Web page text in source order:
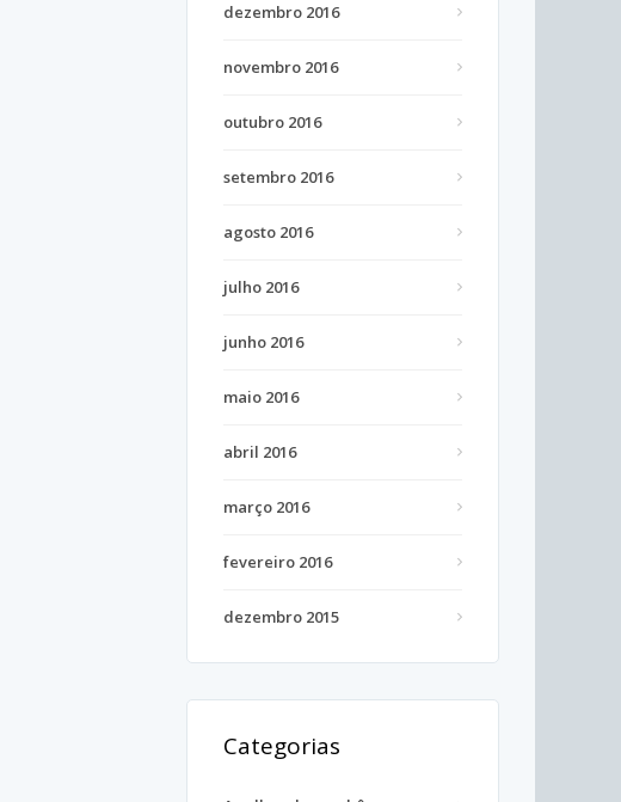
dezembro 2016
novembro 2016
outubro 2016
setembro 2016
agosto 2016
julho 2016
junho 2016
maio 2016
abril 2016
março 2016
fevereiro 2016
dezembro 2015
Categorias